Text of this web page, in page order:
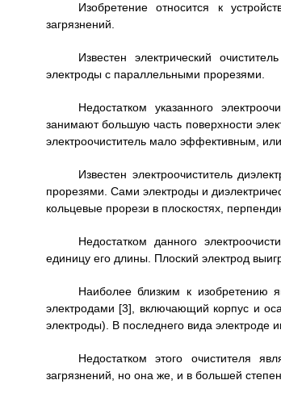
Изобретение относится к
загрязнений.
Известен электрический
электроды с параллельными прорезями.
Недостатком указанного
занимают большую часть поверхности
электроочиститель мало эффективным,
Известен электроочиститель
прорезями. Сами электроды и
кольцевые прорези в плоскостях,
Недостатком данного
единицу его длины. Плоский электрод
Наиболее близким к изобретению
электродами [3], включающий корпус и
электроды). В последнего вида электроде
Недостатком этого очистителя
загрязнений, но она же, и в большей